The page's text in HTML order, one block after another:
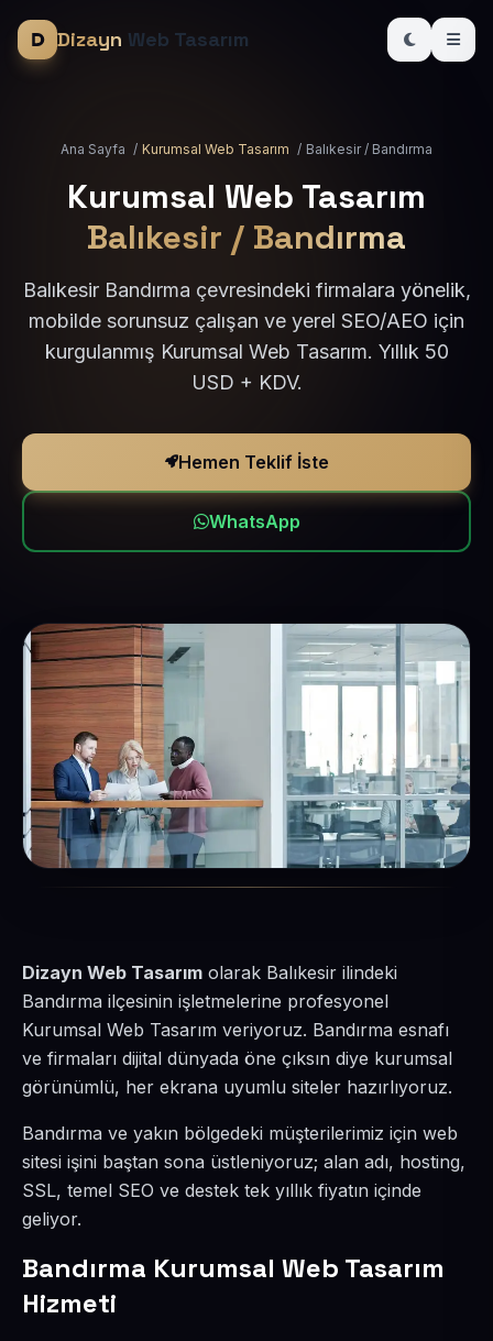
Dizayn Web Tasarım
Ana Sayfa / Kurumsal Web Tasarım / Balıkesir / Bandırma
Kurumsal Web Tasarım
Balıkesir / Bandırma
Balıkesir Bandırma çevresindeki firmalara yönelik,
mobilde sorunsuz çalışan ve yerel SEO/AEO için
kurgulanmış Kurumsal Web Tasarım. Yıllık 50
USD + KDV.
Hemen Teklif İste
WhatsApp
Dizayn Web Tasarım olarak Balıkesir ilindeki
Bandırma ilçesinin işletmelerine profesyonel
Kurumsal Web Tasarım veriyoruz. Bandırma esnafı
ve firmaları dijital dünyada öne çıksın diye kurumsal
görünümlü, her ekrana uyumlu siteler hazırlıyoruz.
Bandırma ve yakın bölgedeki müşterilerimiz için web
sitesi işini baştan sona üstleniyoruz; alan adı, hosting,
SSL, temel SEO ve destek tek yıllık fiyatın içinde
geliyor.
Bandırma Kurumsal Web Tasarım
Hizmeti